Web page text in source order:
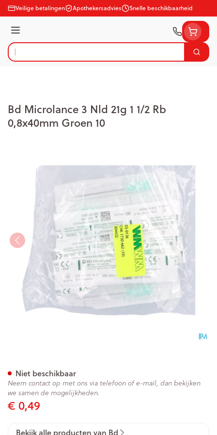
Ga naar de inhoud
Veilige betalingen Apothekersadvies Snelle beschikbaarheid
Menu
Product, merk, categorie...
Zoek
Bd Microlance 3 Nld 21g 1 1/2 Rb
0,8x40mm Groen 10
€ 0,49
Niet beschikbaar
Neem contact op met ons via telefoon of e-mail, dan bekijken
we samen de mogelijkheden.
Bekijk alle producten van Bd